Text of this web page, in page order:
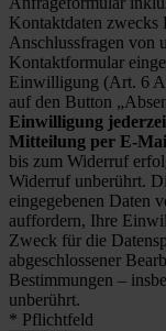
Kontaktdaten zwecks
Anschlussfragen von
Kontaktformular
Einwilligung (Art. 6
auf den Button
Einwilligung
Mitteilung per E-
bis zum Widerruf
Widerruf unberührt.
eingegebenen Daten
auffordern, Ihre
Zweck für die
abgeschlossener
Bestimmungen –
unberührt.
* Pflichtfeld